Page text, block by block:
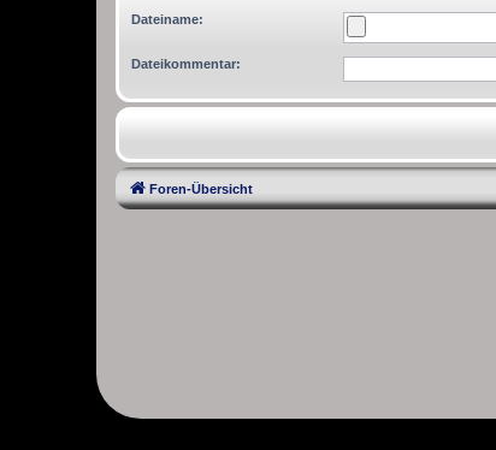
Dateiname:
Dateikommentar:
Foren-Übersicht